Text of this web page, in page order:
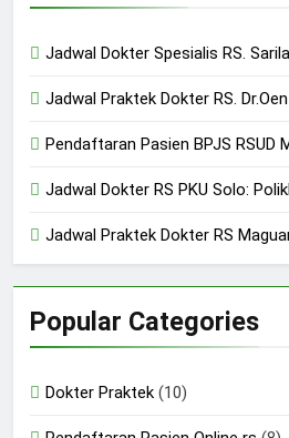
Jadwal Dokter Spesialis RS.
Jadwal Praktek Dokter RS.
Pendaftaran Pasien BPJS RSUD
Jadwal Dokter RS PKU Solo:
Jadwal Praktek Dokter RS
Popular Categories
Dokter Praktek (10)